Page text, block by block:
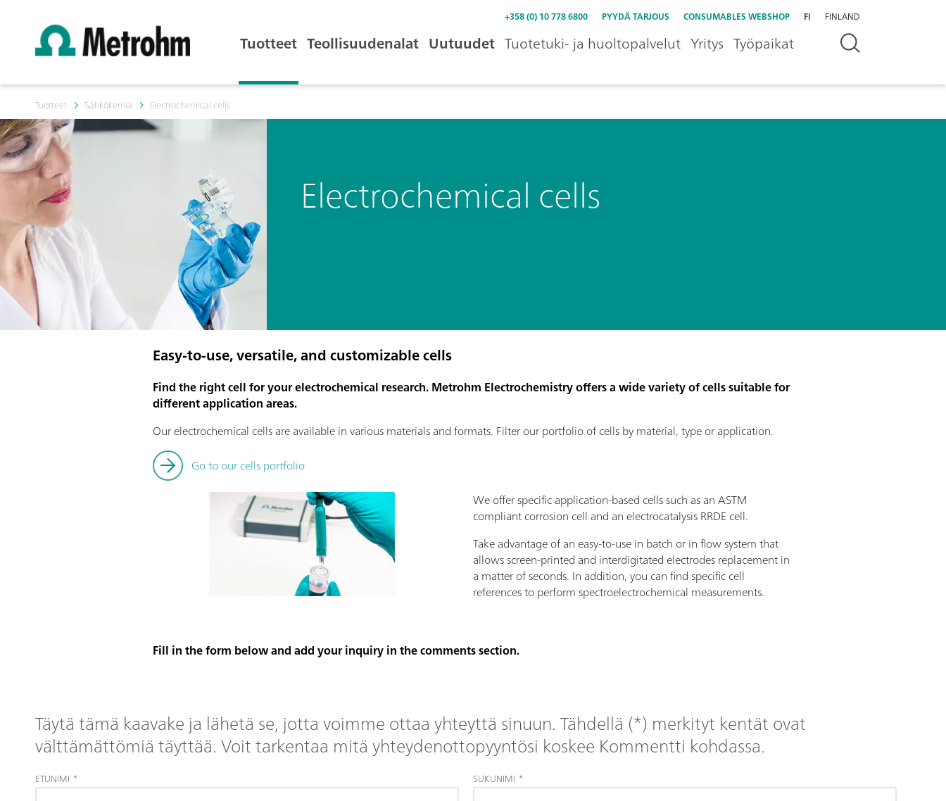
+358 (0) 10 778 6800 PYYDÄ TARJOUS CONSUMABLES WEBSHOP FI FINLAND
Tuotteet Teollisuudenalat Uutuudet Tuotetuki- ja huoltopalvelut Yritys Työpaikat
Tuotteet Sähkökemia Electrochemical cells
Electrochemical cells
Easy-to-use, versatile, and customizable cells
Find the right cell for your electrochemical research. Metrohm Electrochemistry offers a wide variety of cells suitable for
different application areas.
Our electrochemical cells are available in various materials and formats. Filter our portfolio of cells by material, type or application.
Go to our cells portfolio
We offer specific application-based cells such as an ASTM
compliant corrosion cell and an electrocatalysis RRDE cell.
Take advantage of an easy-to-use in batch or in flow system that
allows screen-printed and interdigitated electrodes replacement in
a matter of seconds. In addition, you can find specific cell
references to perform spectroelectrochemical measurements.
Fill in the form below and add your inquiry in the comments section.
Täytä tämä kaavake ja lähetä se, jotta voimme ottaa yhteyttä sinuun. Tähdellä (*) merkityt kentät ovat
välttämättömiä täyttää. Voit tarkentaa mitä yhteydenottopyyntösi koskee Kommentti kohdassa.
ETUNIMI * SUKUNIMI *